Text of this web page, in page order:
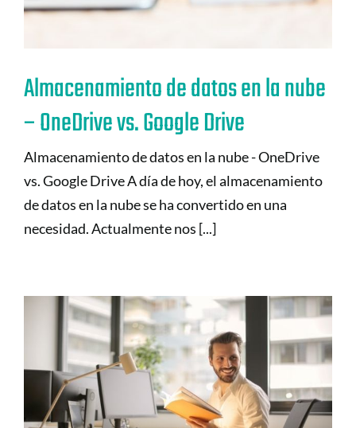
Almacenamiento de datos en la nube
– OneDrive vs. Google Drive
Almacenamiento de datos en la nube - OneDrive
vs. Google Drive A día de hoy, el almacenamiento
de datos en la nube se ha convertido en una
necesidad. Actualmente nos [...]